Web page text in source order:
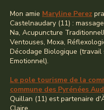
Mon amie Maryline Perez
Castelnaudary (11) :
Na, Acupuncture
Ventouses, Moxa,
Décodage Biologique (travail
Emotionnel).
Le pole tourisme de la
commune des Pyrénées
Quillan (11) est partenaire